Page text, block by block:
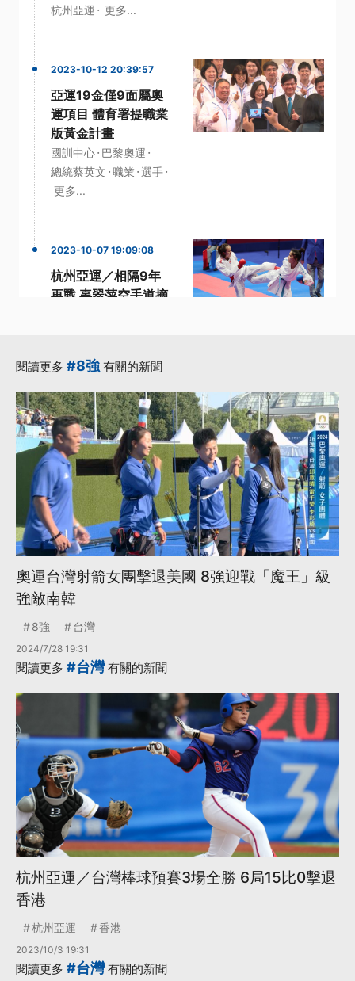
杭州亞運 · 更多...
2023-10-12 20:39:57
亞運19金僅9面屬奧
運項目 體育署提職業
版黃金計畫
國訓中心· 巴黎奧運 ·
總統蔡英文 ·職業 ·選手·
更多...
2023-10-07 19:09:08
杭州亞運／相隔9年
再戰 辜翠萍空手道摘
亞運·更多...
閱讀更多 #8強 有關的新聞
奧運台灣射箭女團擊退美國 8強迎戰「魔王」級
強敵南韓
8強 台灣
2024/7/28 19:31
閱讀更多 #台灣有關的新聞
杭州亞運／台灣棒球預賽3場全勝 6局15比0擊退
香港
杭州亞運 香港
2023/10/3 19:31
閱讀更多 #台灣有關的新聞